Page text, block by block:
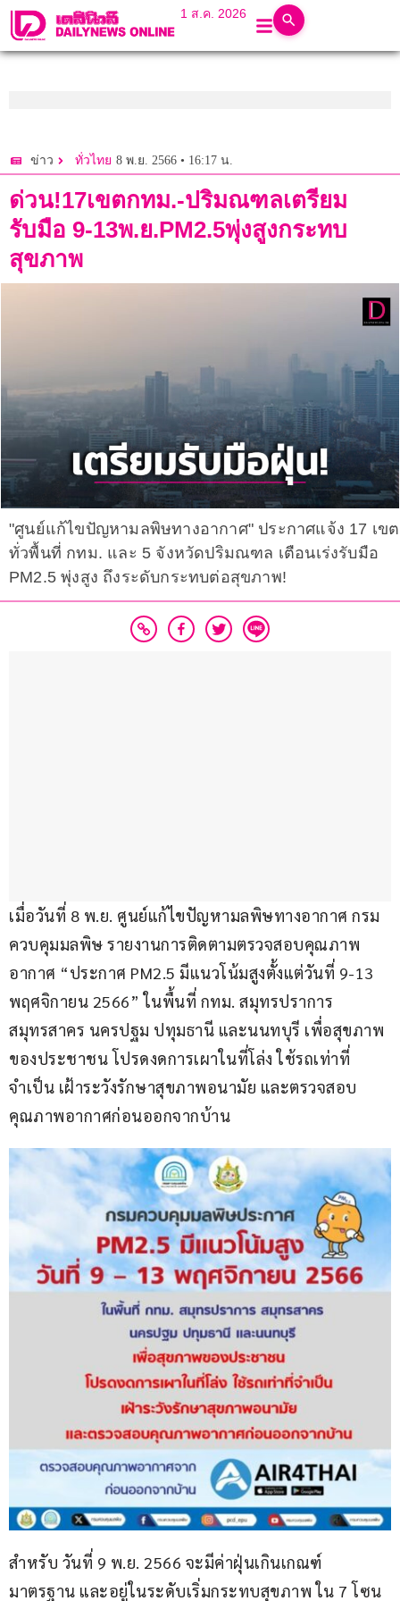
1 ส.ค. 2026
ข่าว ทั่วไทย 8 พ.ย. 2566 • 16:17 น.
ด่วน!17เขตกทม.-ปริมณฑลเตรียม
รับมือ 9-13พ.ย.PM2.5พุ่งสูงกระทบ
สุขภาพ
"ศูนย์แก้ไขปัญหามลพิษทางอากาศ" ประกาศแจ้ง 17 เขต
ทั่วพื้นที่ กทม. และ 5 จังหวัดปริมณฑล เตือนเร่งรับมือ
PM2.5 พุ่งสูง ถึงระดับกระทบต่อสุขภาพ!
เมื่อวันที่ 8 พ.ย. ศูนย์แก้ไขปัญหามลพิษทางอากาศ กรม
ควบคุมมลพิษ รายงานการติดตามตรวจสอบคุณภาพ
อากาศ “ประกาศ PM2.5 มีแนวโน้มสูงตั้งแต่วันที่ 9-13
พฤศจิกายน 2566” ในพื้นที่ กทม. สมุทรปราการ
สมุทรสาคร นครปฐม ปทุมธานี และนนทบุรี เพื่อสุขภาพ
ของประชาชน โปรดงดการเผาในที่โล่ง ใช้รถเท่าที่
จำเป็น เฝ้าระวังรักษาสุขภาพอนามัย และตรวจสอบ
คุณภาพอากาศก่อนออกจากบ้าน
สำหรับ วันที่ 9 พ.ย. 2566 จะมีค่าฝุ่นเกินเกณฑ์
มาตรฐาน และอยู่ในระดับเริ่มกระทบสุขภาพ ใน 7 โซน